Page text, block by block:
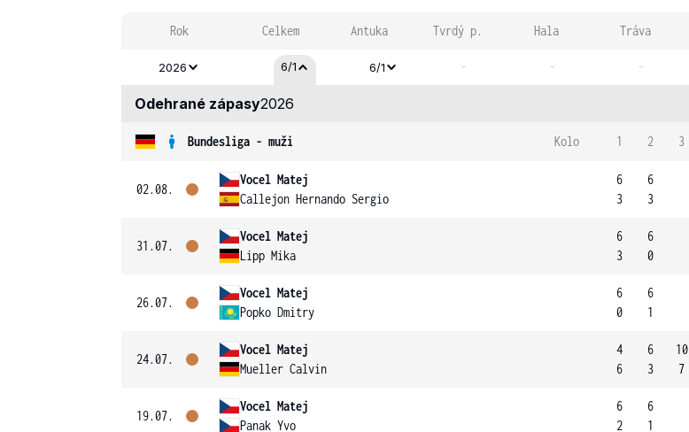
Rok Celkem Antuka Tvrdý p. Hala Tráva
2026 6/1 6/1 - - -
Odehrané zápasy2026
Bundesliga - muži Kolo 1 2 3
02.08.
Vocel Matej
Callejon Hernando Sergio
6
3
6
3
31.07.
Vocel Matej
Lipp Mika
6
3
6
0
26.07.
Vocel Matej
Popko Dmitry
6
0
6
1
24.07.
Vocel Matej
Mueller Calvin
4
6
6
3
10
7
19.07.
Vocel Matej
Panak Yvo
6
2
6
1